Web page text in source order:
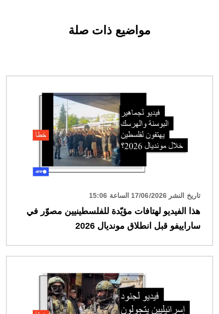
مواضيع ذات صلة
تاريخ النشر 17/06/2026 الساعة 15:06
هذا الفيديو لهتافات مؤيّدة للفلسطينيين مصوّر في
ساراييفو قبل انطلاق مونديال 2026